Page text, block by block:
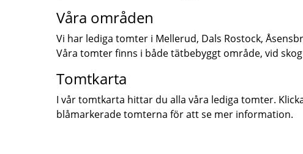
Våra områden
Vi har lediga tomter i Mellerud, Dals Rostock,
Våra tomter finns i både tätbebyggt område, vid
Tomtkarta
I vår tomtkarta hittar du alla våra lediga tomter.
blåmarkerade tomterna för att se mer information.